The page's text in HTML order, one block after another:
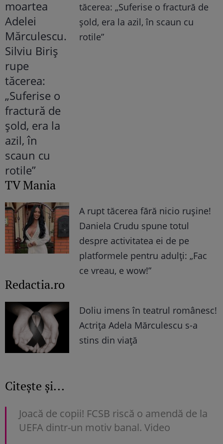
tăcerea: „Suferise o fractură de
șold, era la azil, în scaun cu
rotile”
TV Mania
A rupt tăcerea fără nicio rușine!
Daniela Crudu spune totul
despre activitatea ei de pe
platformele pentru adulți: „Fac
ce vreau, e wow!”
Redactia.ro
Doliu imens în teatrul românesc!
Actrița Adela Mărculescu s-a
stins din viață
Citește și...
Joacă de copii! FCSB riscă o amendă de la
UEFA dintr-un motiv banal. Video